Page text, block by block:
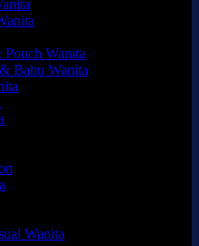
Wanita
Bahu Wanita
Wanita